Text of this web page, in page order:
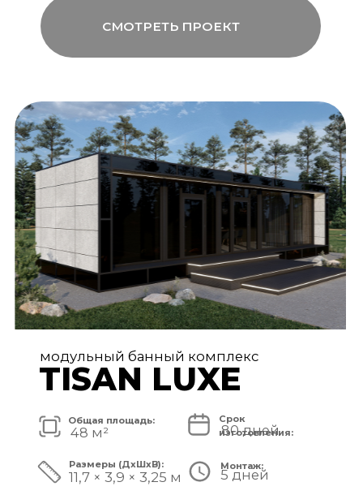
АРХИТЕКТУРА И ЭКСТЕРЬЕР